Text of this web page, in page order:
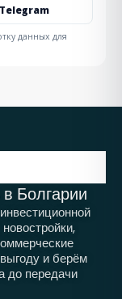
Telegram
данных для
Болгарии
и берём
до передачи